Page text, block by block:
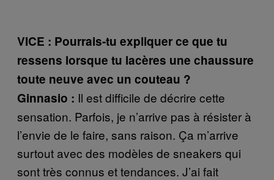
VICE : Pourrais-tu expliquer ce que tu
ressens lorsque tu lacères une chaussure
toute neuve avec un couteau ?
Ginnasio : Il est difficile de décrire cette
sensation. Parfois, je n’arrive pas à résister à
l’envie de le faire, sans raison. Ça m’arrive
surtout avec des modèles de sneakers qui
sont très connus et tendances. J’ai fait